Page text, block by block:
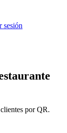
sesión
por QR.